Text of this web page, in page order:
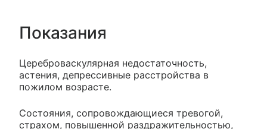
Показания
Цереброваскулярная недостаточность,
астения, депрессивные расстройства в
пожилом возрасте.
Состояния, сопровождающиеся тревогой,
страхом, повышенной раздражительностью,